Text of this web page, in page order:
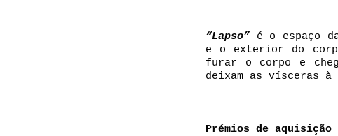
“Lapso” é o espaço
e o exterior do
furar o corpo e
deixam as vísceras
Prémios de aquisição